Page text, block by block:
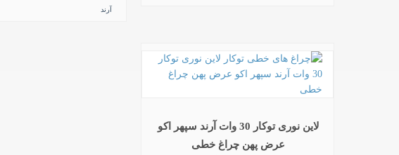
آرند
لاین نوری توکار 30 وات آرند سپهر اکو
عرض پهن چراغ خطی